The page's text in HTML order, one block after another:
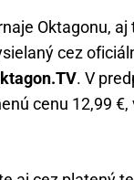
Oktagonu,
cez
. V
cenu 12,99